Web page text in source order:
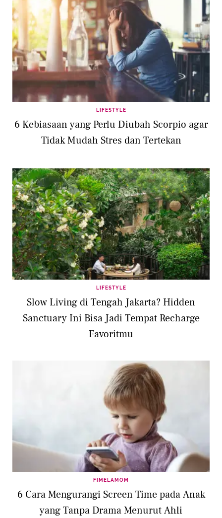
LIFESTYLE
6 Kebiasaan yang Perlu Diubah Scorpio agar
Tidak Mudah Stres dan Tertekan
LIFESTYLE
Slow Living di Tengah Jakarta? Hidden
Sanctuary Ini Bisa Jadi Tempat Recharge
Favoritmu
FIMELAMOM
6 Cara Mengurangi Screen Time pada Anak
yang Tanpa Drama Menurut Ahli